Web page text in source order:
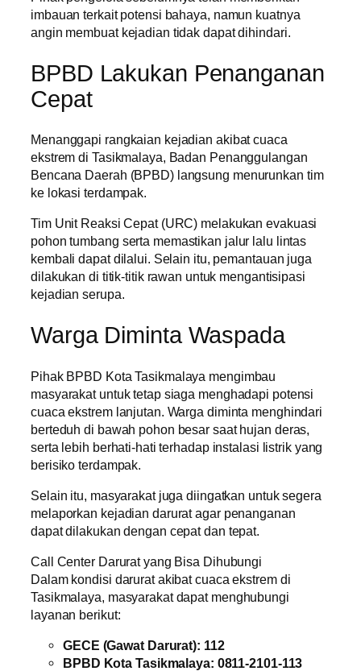
imbauan terkait potensi bahaya, namun kuatnya
angin membuat kejadian tidak dapat dihindari.
BPBD Lakukan Penanganan
Cepat
Menanggapi rangkaian kejadian akibat cuaca
ekstrem di Tasikmalaya, Badan Penanggulangan
Bencana Daerah (BPBD) langsung menurunkan tim
ke lokasi terdampak.
Tim Unit Reaksi Cepat (URC) melakukan evakuasi
pohon tumbang serta memastikan jalur lalu lintas
kembali dapat dilalui. Selain itu, pemantauan juga
dilakukan di titik-titik rawan untuk mengantisipasi
kejadian serupa.
Warga Diminta Waspada
Pihak BPBD Kota Tasikmalaya mengimbau
masyarakat untuk tetap siaga menghadapi potensi
cuaca ekstrem lanjutan. Warga diminta menghindari
berteduh di bawah pohon besar saat hujan deras,
serta lebih berhati-hati terhadap instalasi listrik yang
berisiko terdampak.
Selain itu, masyarakat juga diingatkan untuk segera
melaporkan kejadian darurat agar penanganan
dapat dilakukan dengan cepat dan tepat.
Call Center Darurat yang Bisa Dihubungi
Dalam kondisi darurat akibat cuaca ekstrem di
Tasikmalaya, masyarakat dapat menghubungi
layanan berikut:
GECE (Gawat Darurat): 112
BPBD Kota Tasikmalaya: 0811-2101-113